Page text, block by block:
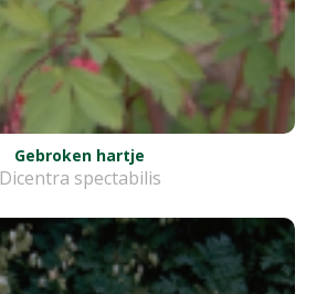
Gebroken hartje
Dicentra spectabilis